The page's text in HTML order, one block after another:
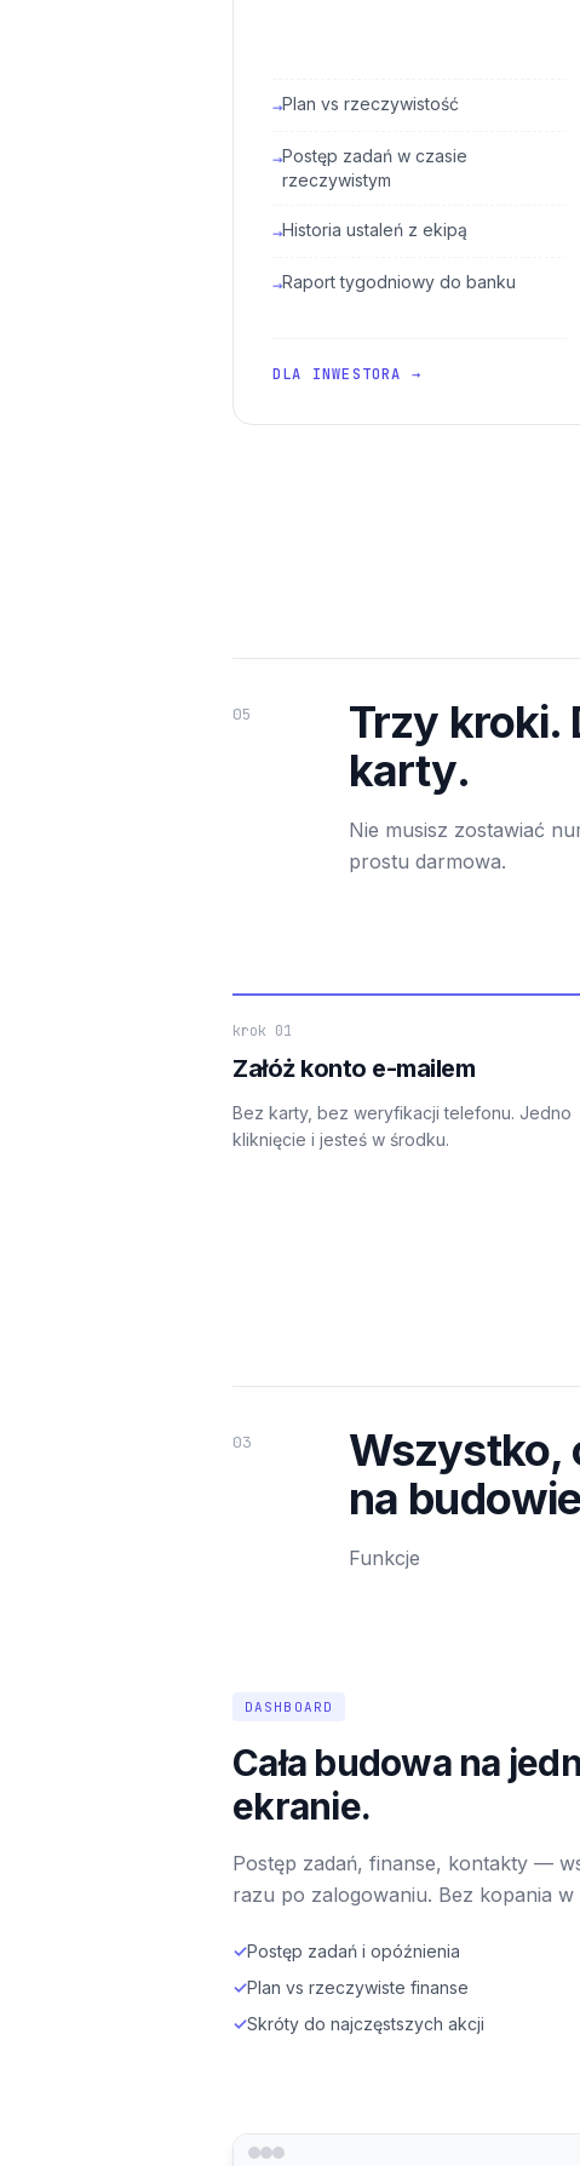
→Plan vs rzeczywistość
→Postęp zadań w czasie
rzeczywistym
→Historia ustaleń z ekipą
→Raport tygodniowy do banku
DLA INWESTORA →
05
Trzy kroki.
karty.
Nie musisz zostawiać
prostu darmowa.
krok 01
Załóż konto e-mailem
Bez karty, bez weryfikacji telefonu. Jedno
kliknięcie i jesteś w środku.
03
Wszystko,
na
Funkcje
DASHBOARD
Cała budowa na
ekranie.
Postęp zadań, finanse, kontakty —
razu po zalogowaniu. Bez kopania w
✓Postęp zadań i opóźnienia
✓Plan vs rzeczywiste finanse
✓Skróty do najczęstszych akcji